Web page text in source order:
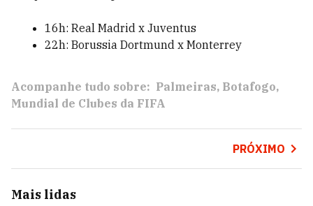
16h: Real Madrid x Juventus
22h: Borussia Dortmund x Monterrey
Acompanhe tudo sobre: Palmeiras Botafogo
Mundial de Clubes da FIFA
PRÓXIMO
Mais lidas